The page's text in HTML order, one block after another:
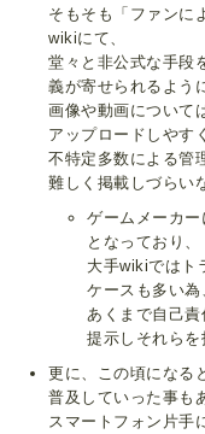
そもそも「ファンに
wikiにて、
堂々と非公式な手段
義が寄せられるよう
画像や動画について
アップロードしやす
不特定多数による管
難しく掲載しづらい
ゲームメーカ
となっており、
大手wikiではト
ケースも多い為
あくまで自己
提示しそれらを
更に、この頃になる
普及していった事も
スマートフォン片手